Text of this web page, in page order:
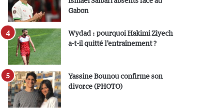
Gabon
Wydad : pourquoi Hakimi Ziyech
a-t-il quitté l’entraînement ?
Yassine Bounou confirme son
divorce (PHOTO)